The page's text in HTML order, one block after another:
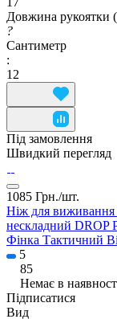
Довжина рукоятки
?
Сантиметр
:
12
Під замовлення
Швидкий перегляд
1085 Грн./шт.
Ніж для
нескладний DROP
Фінка Тактичний
5
85
Немає в
Підписатися
Вид